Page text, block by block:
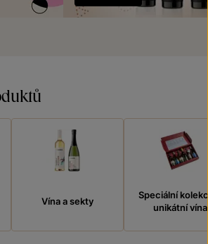
Vína a sekty
Speciální
unikátní vína